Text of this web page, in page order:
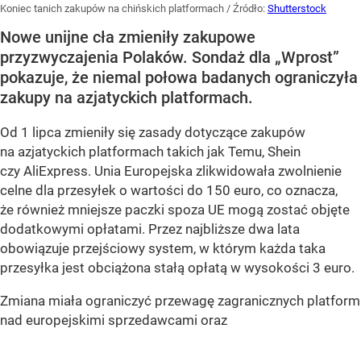
Koniec tanich zakupów na chińskich platformach / Źródło: Shutterstock
Nowe unijne cła zmieniły zakupowe
przyzwyczajenia Polaków. Sondaż dla „Wprost”
pokazuje, że niemal połowa badanych ograniczyła
zakupy na azjatyckich platformach.
Od 1 lipca zmieniły się zasady dotyczące zakupów
na azjatyckich platformach takich jak Temu, Shein
czy AliExpress. Unia Europejska zlikwidowała zwolnienie
celne dla przesyłek o wartości do 150 euro, co oznacza,
że również mniejsze paczki spoza UE mogą zostać objęte
dodatkowymi opłatami. Przez najbliższe dwa lata
obowiązuje przejściowy system, w którym każda taka
przesyłka jest obciążona stałą opłatą w wysokości 3 euro.
Zmiana miała ograniczyć przewagę zagranicznych platform
nad europejskimi sprzedawcami oraz